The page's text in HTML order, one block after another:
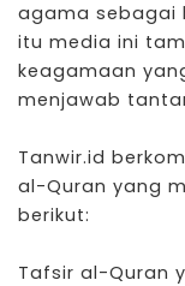
agama sebagai
itu media ini
keagamaan
menjawab
Tanwir.id
al-Quran yang
berikut:
Tafsir al-Quran